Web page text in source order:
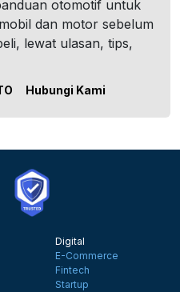
otomotif untuk
dan motor sebelum
lewat ulasan, tips,
Hubungi Kami
Digital
E-Commerce
Fintech
Startup